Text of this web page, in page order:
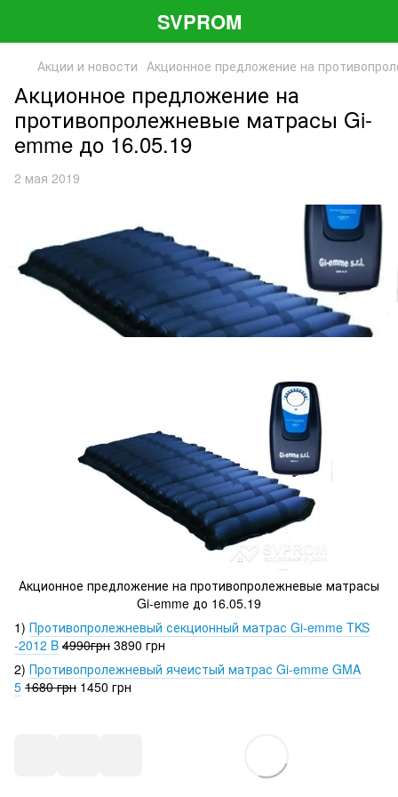
SVPROM
Акции и новости Акционное предложение на
Акционное предложение на
противопролежневые матрасы Gi-
emme до 16.05.19
2 мая 2019
Акционное предложение на противопролежневые матрасы
Gi-emme до 16.05.19
1) Противопролежневый секционный матрас Gi-emme TKS
-2012 B 4990грн 3890 грн
2) Противопролежневый ячеистый матрас Gi-emme GMA
5 1680 грн 1450 грн